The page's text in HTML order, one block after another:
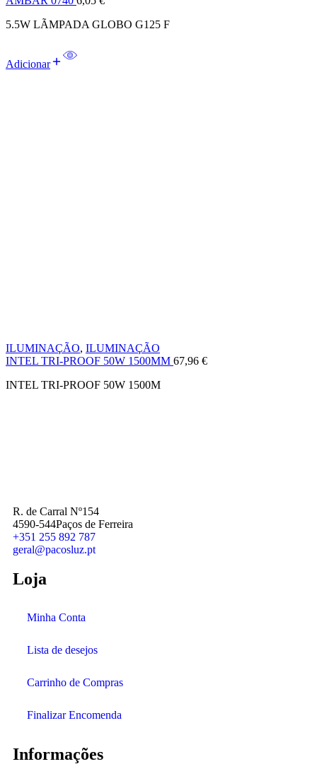
5.5W LÃMPADA GLOBO G125 F
Adicionar
ILUMINAÇÃO, ILUMINAÇÃO
INTEL TRI-PROOF 50W 1500MM 67,96 €
INTEL TRI-PROOF 50W 1500M
R. de Carral Nº154
4590-544Paços de Ferreira
+351 255 892 787
geral@pacosluz.pt
Loja
Minha Conta
Lista de desejos
Carrinho de Compras
Finalizar Encomenda
Informações